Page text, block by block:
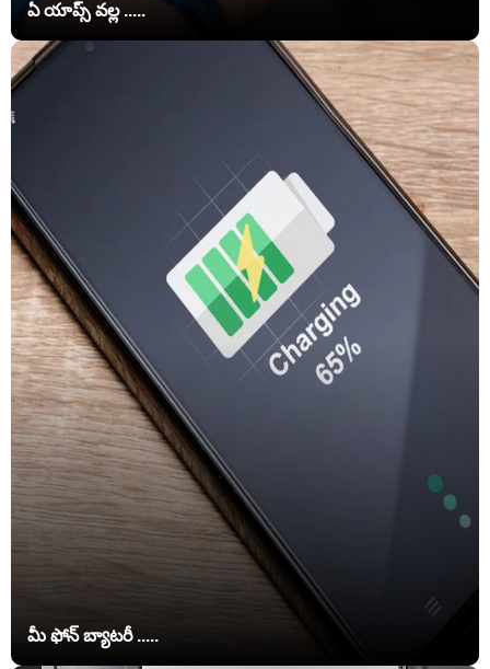
ఏ యాప్స్‌ వల్ల .....
మీ ఫోన్ బ్యాటరీ .....